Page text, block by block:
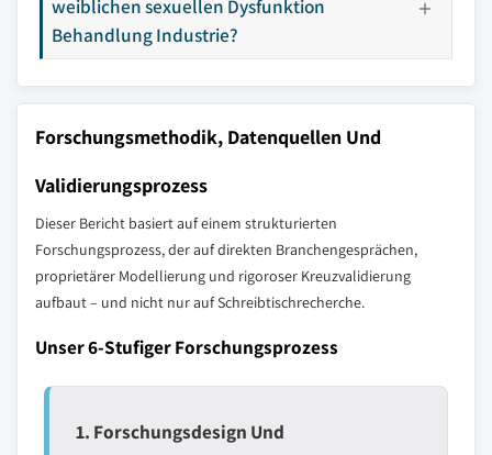
weiblichen sexuellen Dysfunktion
Behandlung Industrie?
Forschungsmethodik, Datenquellen Und
Validierungsprozess
Dieser Bericht basiert auf einem strukturierten
Forschungsprozess, der auf direkten Branchengesprächen,
proprietärer Modellierung und rigoroser Kreuzvalidierung
aufbaut – und nicht nur auf Schreibtischrecherche.
Unser 6-Stufiger Forschungsprozess
1. Forschungsdesign Und